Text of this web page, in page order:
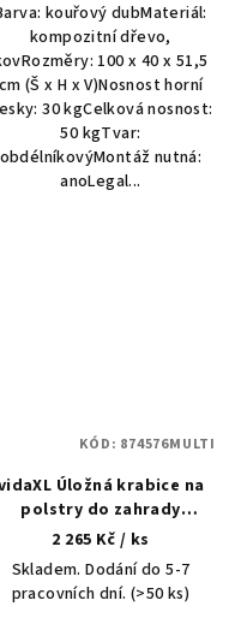
kouřový dubMateriál:
kompozitní dřevo,
100 x 40 x 51,5
cm (Š x H x V)Nosnost horní
30 kgCelková nosnost:
50 kgTvar:
obdélníkovýMontáž nutná:
anoLegal...
Úložná krabice na
polstry do zahrady
Pozinkovaná ocel 117 L
2 265 Kč / ks
Skladem. Dodání do 5-7
pracovních dní.(>50 ks)
KÓD: 874576MULTI